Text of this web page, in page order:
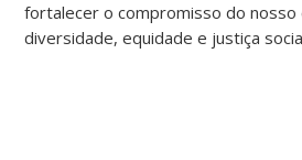
fortalecer o compromisso do nosso
diversidade, equidade e justiça